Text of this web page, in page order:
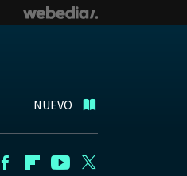
NUEVO
FacebookFlipboard
Youtube